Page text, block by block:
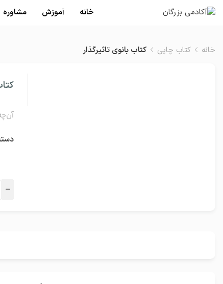
خانه آموزش مشاوره
خانه کتاب چاپی کتاب بانوی تاثیرگذار